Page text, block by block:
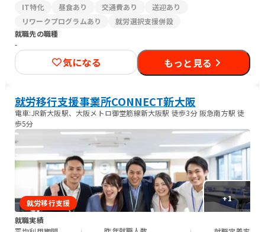
IT特化 昼食あり 交通費あり
送迎あり
リワークプログラムあり
就労選択支援併設
就職先の職種
-
気になる もっと見る
就労移行支援事業所CONNECT新大阪
電車:JR新大阪駅、大阪メトロ御堂筋線新大阪駅 徒歩3分 阪急南方駅 徒
歩5分
+1
就労移行支援
就職実績